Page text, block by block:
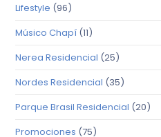
Lifestyle (96)
Músico Chapí (11)
Nerea Residencial (25)
Nordes Residencial (35)
Parque Brasil Residencial (20)
Promociones (75)